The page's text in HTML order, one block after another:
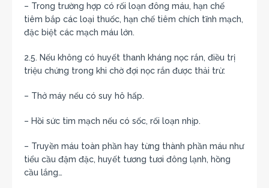
– Trong trường hợp có rối loạn đông máu, hạn chế
tiêm bắp các loại thuốc, hạn chế tiêm chích tĩnh mạch,
đặc biệt các mạch máu lớn.
2.5. Nếu không có huyết thanh kháng nọc rắn, điều trị
triệu chứng trong khi chờ đợi nọc rắn được thải trừ:
– Thở máy nếu có suy hô hấp.
– Hồi sức tim mạch nếu có sốc, rối loạn nhịp.
– Truyền máu toàn phần hay từng thành phần máu như
tiểu cầu đậm đặc, huyết tương tươi đông lạnh, hồng
cầu lắng…